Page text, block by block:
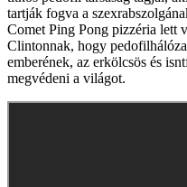
tartják fogva a
Comet Ping Pong pizzéria lett
Clintonnak, hogy
emberének, az erkölcsös és
megvédeni a világot.